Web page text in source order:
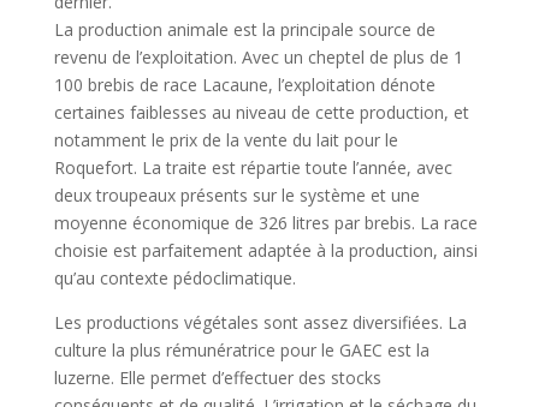
La production animale est la principale source de
revenu de l’exploitation. Avec un cheptel de plus de 1
100 brebis de race Lacaune, l’exploitation dénote
certaines faiblesses au niveau de cette production, et
notamment le prix de la vente du lait pour le
Roquefort. La traite est répartie toute l’année, avec
deux troupeaux présents sur le système et une
moyenne économique de 326 litres par brebis. La race
choisie est parfaitement adaptée à la production, ainsi
qu’au contexte pédoclimatique.
Les productions végétales sont assez diversifiées. La
culture la plus rémunératrice pour le GAEC est la
luzerne. Elle permet d’effectuer des stocks